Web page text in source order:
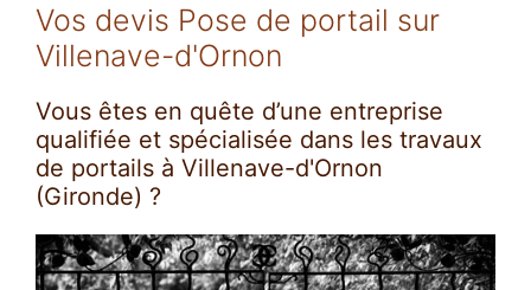
Vos devis Pose de portail sur
Villenave-d'Ornon
Vous êtes en quête d’une entreprise
qualifiée et spécialisée dans les travaux
de portails à Villenave-d'Ornon
(Gironde) ?